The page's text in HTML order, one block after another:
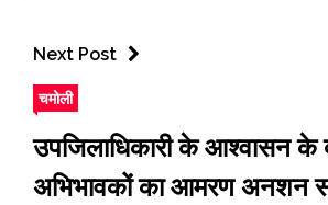
Next Post
चमोली
उपजिलाधिकारी के आश्वासन के
अभिभावकों का आमरण अनशन